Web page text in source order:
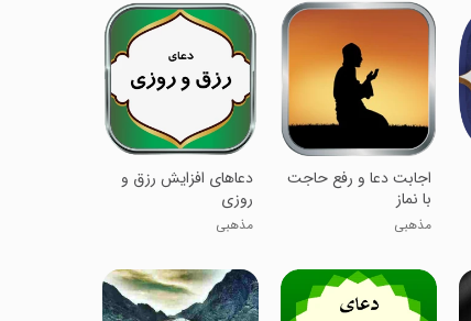
اجابت دعا و رفع حاجت
با نماز
مذهبی
دعاهای افزایش رزق و
روزی
مذهبی